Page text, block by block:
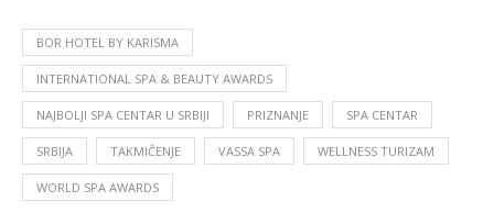
BOR HOTEL BY KARISMA
INTERNATIONAL SPA & BEAUTY AWARDS
NAJBOLJI SPA CENTAR U SRBIJI PRIZNANJE SPA CENTAR
SRBIJA TAKMIČENJE VASSA SPA WELLNESS TURIZAM
WORLD SPA AWARDS